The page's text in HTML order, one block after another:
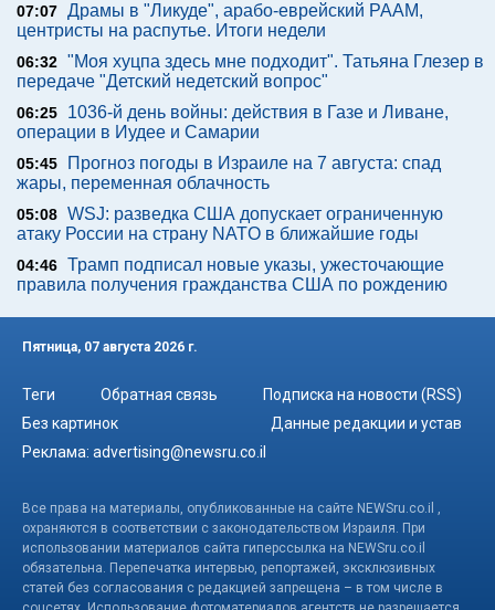
07:07 Драмы в "Ликуде", арабо-еврейский РААМ,
центристы на распутье. Итоги недели
06:32 "Моя хуцпа здесь мне подходит". Татьяна Глезер в
передаче "Детский недетский вопрос"
06:25
1036-й день войны: действия в Газе и Ливане,
операции в Иудее и Самарии
05:45
Прогноз погоды в Израиле на 7 августа: спад
жары, переменная облачность
05:08 WSJ: разведка США допускает ограниченную
атаку России на страну NATO в ближайшие годы
04:46 Трамп подписал новые указы, ужесточающие
правила получения гражданства США по рождению
Пятница, 07 августа 2026 г.
Теги Обратная связь
Подписка на новости (RSS)
Без картинок
Данные редакции и устав
Реклама: advertising@newsru.co.il
Все права на материалы, опубликованные на сайте NEWSru.co.il ,
охраняются в соответствии с законодательством Израиля. При
использовании материалов сайта гиперссылка на NEWSru.co.il
обязательна. Перепечатка интервью, репортажей, эксклюзивных
статей без согласования с редакцией запрещена – в том числе в